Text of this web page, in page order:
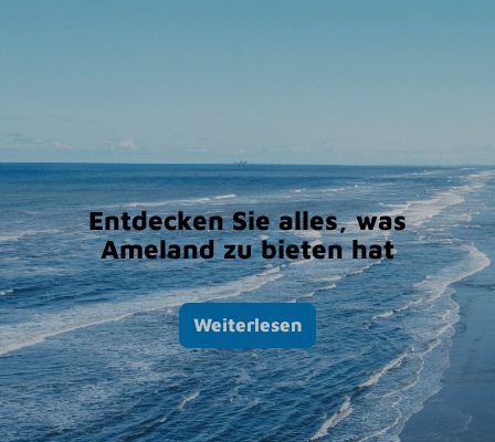
Entdecken Sie alles, was
Ameland zu bieten hat
Weiterlesen